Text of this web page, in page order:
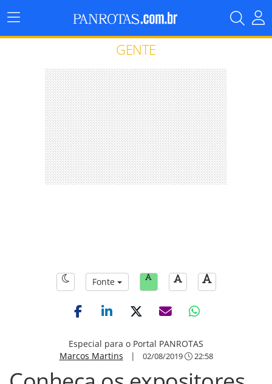
Menu
Principal
GENTE
Fonte
Especial para o Portal PANROTAS
Marcos Martins | 02/08/2019 22:58